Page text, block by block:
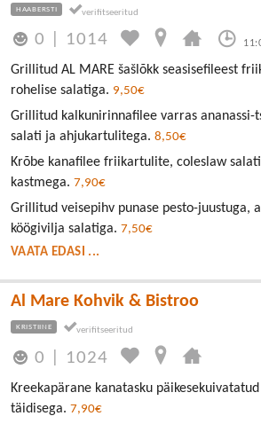
HAABERSTI
0 1014
Grillitud AL MARE šašlõkk seasisefileest
rohelise salatiga. 9,50€
Grillitud kalkunirinnafilee varras ananassi-
salati ja ahjukartulitega. 8,50€
Krõbe kanafilee friikartulite, coleslaw
kastmega. 7,90€
Grillitud veisepihv punase pesto-juustuga,
köögivilja salatiga. 7,50€
VAATA EDASI ...
Al Mare Kohvik & Bistroo
KRISTIINE
0 1024
Kreekapärane kanatasku
täidisega. 7,90€